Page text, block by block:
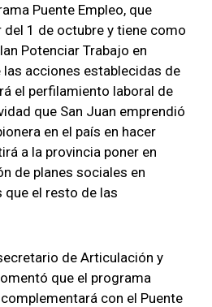
Puente Empleo, que
1 de octubre y tiene como
Potenciar Trabajo en
las acciones establecidas de
el perfilamiento laboral de
que San Juan emprendió
en el país en hacer
a la provincia poner en
de planes sociales en
el resto de las
de Articulación y
que el programa
con el Puente